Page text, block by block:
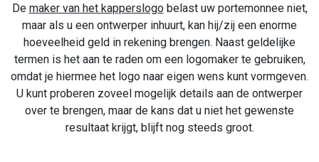
De maker van het kapperslogobelast uw portemonnee niet,
maar als u een ontwerper inhuurt, kan hij/zij een enorme
hoeveelheid geld in rekening brengen. Naast geldelijke
termen is het aan te raden om een logomaker te gebruiken,
omdat je hiermee het logo naar eigen wens kunt vormgeven.
U kunt proberen zoveel mogelijk details aan de ontwerper
over te brengen, maar de kans dat u niet het gewenste
resultaat krijgt, blijft nog steeds groot.